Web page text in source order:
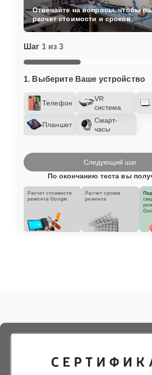
Шаг 1 из 3
1. Выберите Ваше устройство
Телефон
VR
система
Планшет
Смарт-
часы
Отвечайте на вопросы, чтобы
расчет стоимости и сроков
Следующий шаг
По окончанию теста вы
Расчет стоимости
ремонта Google
Расчет сроков
ремонта